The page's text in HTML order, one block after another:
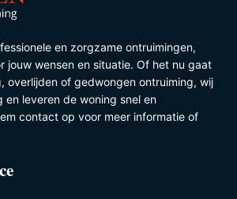
en zorgzame ontruimingen,
jouw wensen en situatie. Of het nu gaat
overlijden of gedwongen ontruiming, wij
en leveren de woning snel en
contact op voor meer informatie of